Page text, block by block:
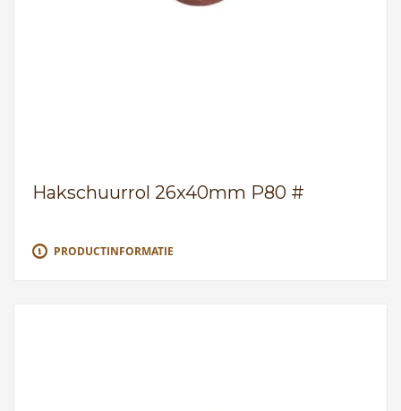
Hakschuurrol 26x40mm P80 #
PRODUCTINFORMATIE